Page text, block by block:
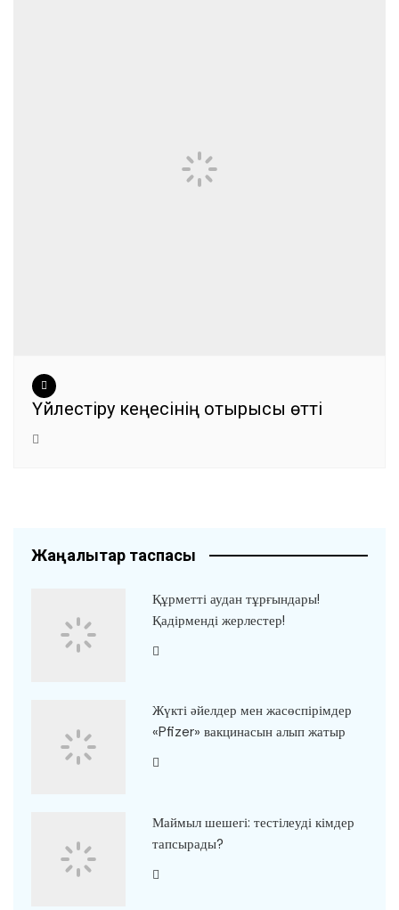
Үйлестіру кеңесінің отырысы өтті
Жаңалықтар таспасы
Құрметті аудан тұрғындары!
Қадірменді жерлестер!
Жүкті әйелдер мен жасөспірімдер
«Pfizer» вакцинасын алып жатыр
Маймыл шешегі: тестілеуді кімдер
тапсырады?